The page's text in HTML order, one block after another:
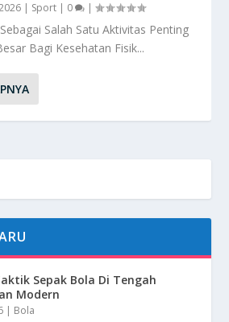
| Sport | 0 |
Salah Satu Aktivitas Penting
Bagi Kesehatan Fisik...
Sepak Bola Di Tengah
Modern
| Bola